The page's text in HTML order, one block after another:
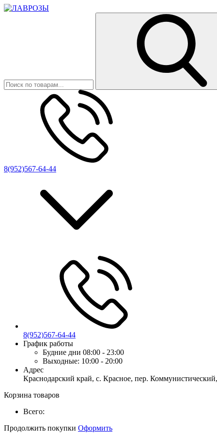
8(952)567-64-44
8(952)567-64-44
График работы
Будние дни 08:00 - 23:00
Выходные: 10:00 - 20:00
Адрес
Краснодарский край, с. Красное, пер.
Корзина товаров
Всего:
Продолжить покупки Оформить